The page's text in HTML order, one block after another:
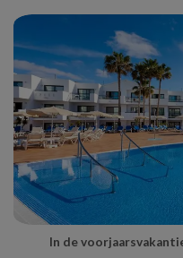
In de